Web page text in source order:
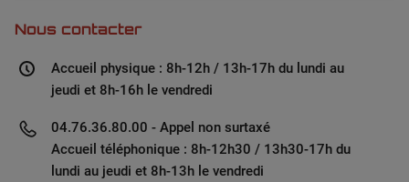
Nous contacter
Accueil physique : 8h-12h / 13h-17h du lundi au
jeudi et 8h-16h le vendredi
04.76.36.80.00 - Appel non surtaxé
Accueil téléphonique : 8h-12h30 / 13h30-17h du
lundi au jeudi et 8h-13h le vendredi